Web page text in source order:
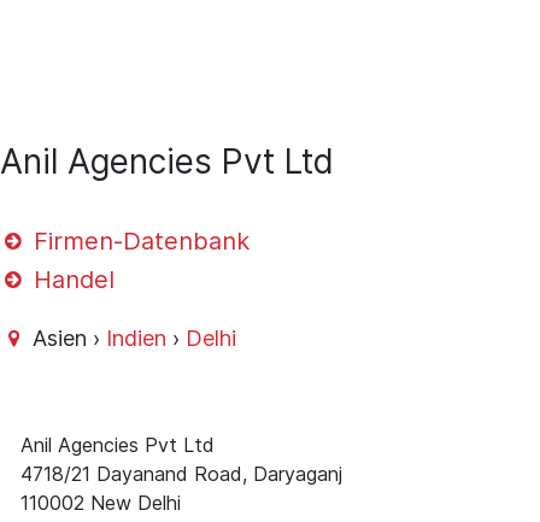
Anil Agencies Pvt Ltd
Firmen-Datenbank
Handel
Asien › Indien › Delhi
Anil Agencies Pvt Ltd
4718/21 Dayanand Road, Daryaganj
110002 New Delhi